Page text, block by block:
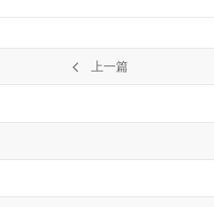
上一篇